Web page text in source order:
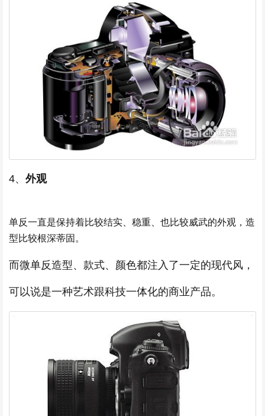
4、 外观
单反一直是保持着 比较结实、稳重、也比较威武的外观，造
型比较根深蒂固。
而微单反造型、款式、颜色都注入了一定的现代风，
可以说是一种艺术跟科技一体化的商业产品。